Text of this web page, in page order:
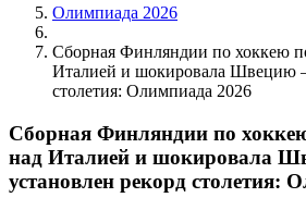
Олимпиада 2026
Сборная Финляндии по хоккею
Италией и шокировала Швецию –
столетия: Олимпиада 2026
Сборная Финляндии по
над Италией и шокировала
установлен рекорд столетия: